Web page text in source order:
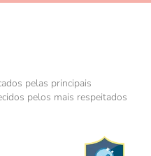
pelas principais
pelos mais respeitados